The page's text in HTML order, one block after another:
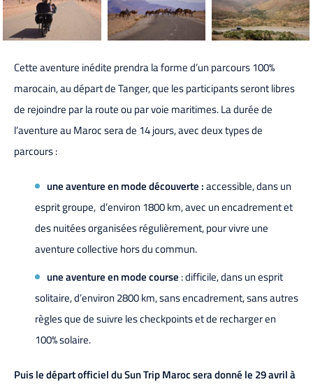
Cette aventure inédite prendra la forme d’un parcours 100%
marocain, au départ de Tanger, que les participants seront libres
de rejoindre par la route ou par voie maritimes. La durée de
l’aventure au Maroc sera de 14 jours, avec deux types de
parcours :
une aventure en mode découverte :accessible, dans un
esprit groupe, d’environ 1800 km, avec un encadrement et
des nuitées organisées régulièrement, pour vivre une
aventure collective hors du commun.
une aventure en mode course : difficile, dans un esprit
solitaire, d’environ 2800 km, sans encadrement, sans autres
règles que de suivre les checkpoints et de recharger en
100% solaire.
Puis le départ officiel du Sun Trip Maroc sera donné le 29 avril à